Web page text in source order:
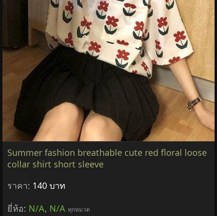
Summer fashion breathable cute red floral loose
collar shirt short sleeve
ราคา: 140 บาท
ยี่ห้อ: N/A, N/A ทุกหมวด